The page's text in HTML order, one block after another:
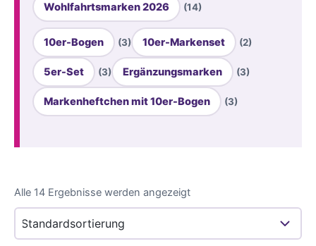
Wohlfahrtsmarken 2026 (14)
10er-Bogen (3) 10er-Markenset (2)
5er-Set (3) Ergänzungsmarken (3)
Markenheftchen mit 10er-Bogen (3)
Alle 14 Ergebnisse werden angezeigt